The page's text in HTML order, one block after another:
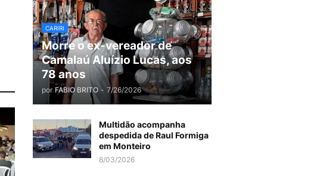
CARIRI
Morre o ex-vereador de
Camalaú Aluízio Lucas, aos
78 anos
por FABIO BRITO - 7/26/2026
Multidão acompanha
despedida de Raul Formiga
em Monteiro
8/03/2026